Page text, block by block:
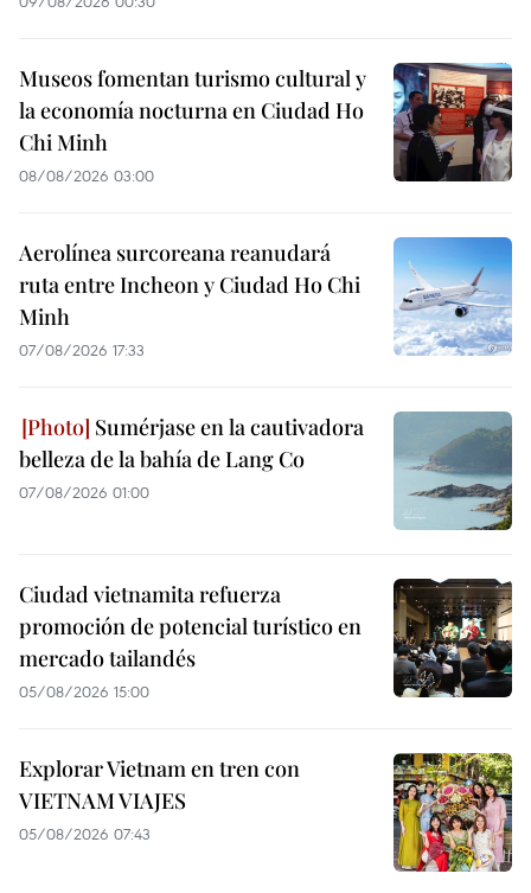
Museos fomentan turismo cultural y
la economía nocturna en Ciudad Ho
Chi Minh
08/08/2026 03:00
Aerolínea surcoreana reanudará
ruta entre Incheon y Ciudad Ho Chi
Minh
07/08/2026 17:33
Sumérjase en la cautivadora
belleza de la bahía de Lang Co
07/08/2026 01:00
Ciudad vietnamita refuerza
promoción de potencial turístico en
mercado tailandés
05/08/2026 15:00
Explorar Vietnam en tren con
VIETNAM VIAJES
05/08/2026 07:43